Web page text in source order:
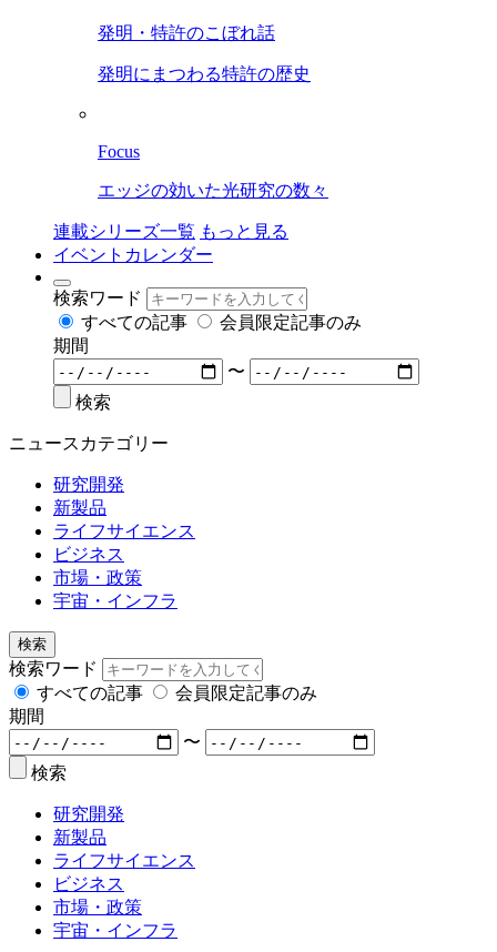
発明・特許のこぼれ話
発明にまつわる特許の歴史
Focus
エッジの効いた光研究の数々
連載シリーズ一覧 もっと見る
イベントカレンダー
検索ワード
すべての記事
会員限定記事のみ
期間
〜
検索
ニュースカテゴリー
研究開発
新製品
ライフサイエンス
ビジネス
市場・政策
宇宙・インフラ
検索
検索ワード
すべての記事
会員限定記事のみ
期間
〜
検索
研究開発
新製品
ライフサイエンス
ビジネス
市場・政策
宇宙・インフラ